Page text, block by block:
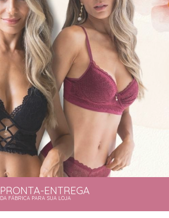
PRONTA-ENTREGA
DA FÁBRICA PARA SUA LOJA